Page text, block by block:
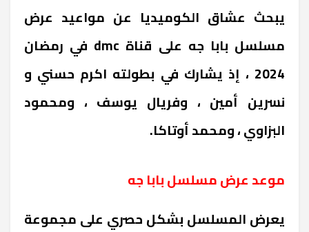
يبحث عشاق الكوميديا عن مواعيد عرض
مسلسل بابا جه على قناة dmc في رمضان
2024 ، إذ يشارك في بطولته اكرم حسني و
نسرين أمين ، وفريال يوسف ، ومحمود
البزاوي ، ومحمد أوتاكا.
موعد عرض مسلسل بابا جه
يعرض المسلسل بشكل حصري على مجموعة